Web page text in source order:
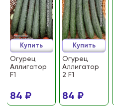
Огурец
Аллигатор
F1
84 ₽
Купить
Огурец
Аллигатор
2 F1
84 ₽
Купить